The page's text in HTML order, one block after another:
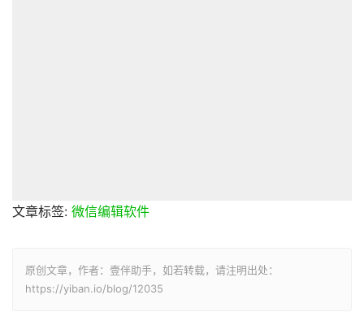
文章标签: 微信编辑软件
原创文章，作者：壹伴助手，如若转载，请注明出处：
https://yiban.io/blog/12035